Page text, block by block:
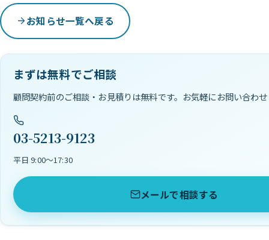
お知らせ一覧へ戻る
まずは無料でご相談
顧問契約前のご相談・お見積りは無料です。お気軽にお問い合わ
03-5213-9123
平日 9:00〜17:30
メールで相談する